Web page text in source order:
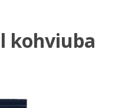
kohviuba